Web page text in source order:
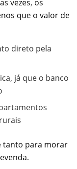
vezes, os
que o valor de
direto pela
já que o banco
tanto para morar